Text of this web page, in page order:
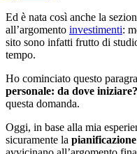
Ed è nata così anche la
all’argomento investimenti:
sito sono infatti frutto di
tempo.
Ho cominciato questo
personale: da dove iniziare?
questa domanda.
Oggi, in base alla mia
sicuramente la